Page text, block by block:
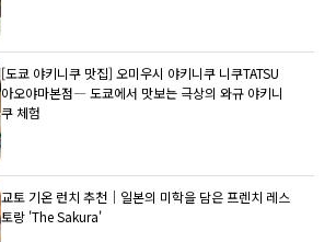
[도쿄 야키니쿠 맛집] 오미우시 야키니쿠 니쿠TATSU
아오야마본점― 도쿄에서 맛보는 극상의 와규 야키니
쿠 체험
교토 기온 런치 추천｜일본의 미학을 담은 프렌치 레스
토랑 'The Sakura'